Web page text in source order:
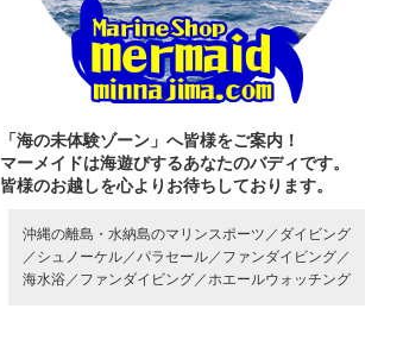
「海の未体験ゾーン」へ皆様をご案内！
マーメイドは海遊びするあなたのバディです。
皆様のお越しを心よりお待ちしております。
沖縄の離島・水納島のマリンスポーツ／ ダイビング
／ シュノーケル／ パラセール／ ファンダイビング／
海水浴／ ファンダイビング／ ホエールウォッチング